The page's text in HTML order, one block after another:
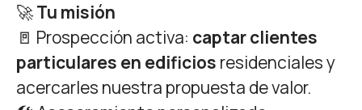
🚀Tu misión
🚪 Prospección activa: captar clientes
particulares en edificios residenciales y
acercarles nuestra propuesta de valor.